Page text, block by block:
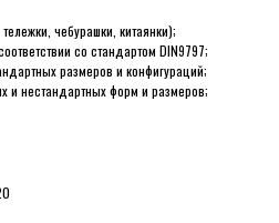
чебурашки, китаянки);
со стандартом DIN9797;
размеров и конфигураций;
и нестандартных форм и размеров;